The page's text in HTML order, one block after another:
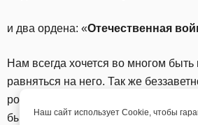
и два ордена: «Отечественная
Нам всегда хочется во многом
равняться на него. Так же
родину, людей, жизнь, землю на
быть нужным людям.
Наш сайт использует Cookie, чтобы